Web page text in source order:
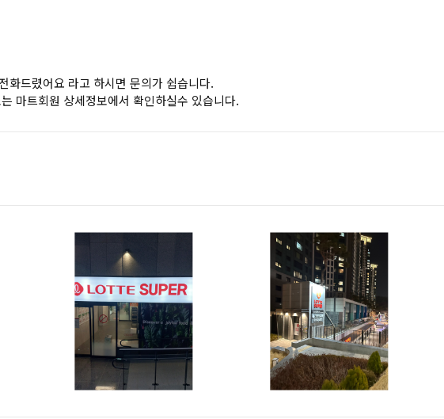
화드렸어요 라고 하시면 문의가 쉽습니다.
마트회원 상세정보에서 확인하실수 있습니다.